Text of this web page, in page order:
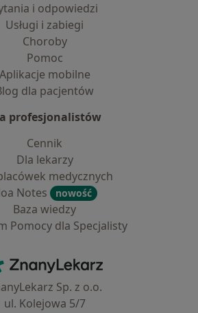
i odpowiedzi
Usługi i zabiegi
Choroby
Pomoc
Aplikacje mobilne
dla pacjentów
profesjonalistów
Cennik
Dla lekarzy
medycznych
Notes
nowość
Baza wiedzy
Pomocy dla Specjalisty
ZnanyLekarz - Strona główna
Sp. z o.o.
ul. Kolejowa 5/7